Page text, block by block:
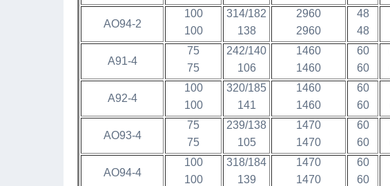
АО94-2
100
100
314/182
138
2960
2960
48
48
А91-4
75
75
242/140
106
1460
1460
60
60
А92-4
100
100
320/185
141
1460
1460
60
60
АО93-4
75
75
239/138
105
1470
1470
60
60
АО94-4
100
100
318/184
139
1470
1470
60
60